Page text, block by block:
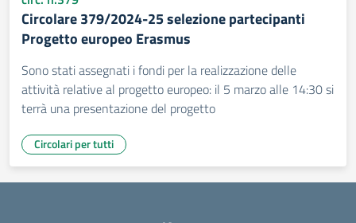
Circolare 379/2024-25 selezione partecipanti
Progetto europeo Erasmus
Sono stati assegnati i fondi per la realizzazione delle
attività relative al progetto europeo: il 5 marzo alle 14:30 si
terrà una presentazione del progetto
Circolari per tutti